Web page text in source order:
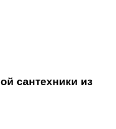
сантехники из